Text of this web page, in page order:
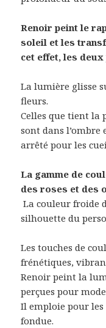
Renoir peint le
soleil et les
cet effet, les
La lumière glisse
fleurs.
Celles que tient la
sont dans l’ombre
arrêté pour les
La gamme de
des roses et des
La couleur froide
silhouette du
Les touches de
frénétiques,
Renoir peint la
perçues pour
Il emploie pour
fondue.